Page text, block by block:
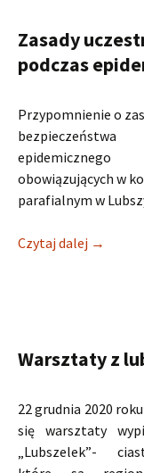
Zasady
podczas
Przypomnienie o
bezpieczeństwa
epidemicznego
obowiązujących w
parafialnym w
Czytaj dalej Zasady
→
Warsztaty z
22 grudnia 2020 roku
się warsztaty
„Lubszelek”-